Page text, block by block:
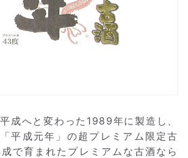
成へと変わった1989年に製造し、
平成元年」の超プレミアム限定古
で育まれたプレミアムな古酒なら